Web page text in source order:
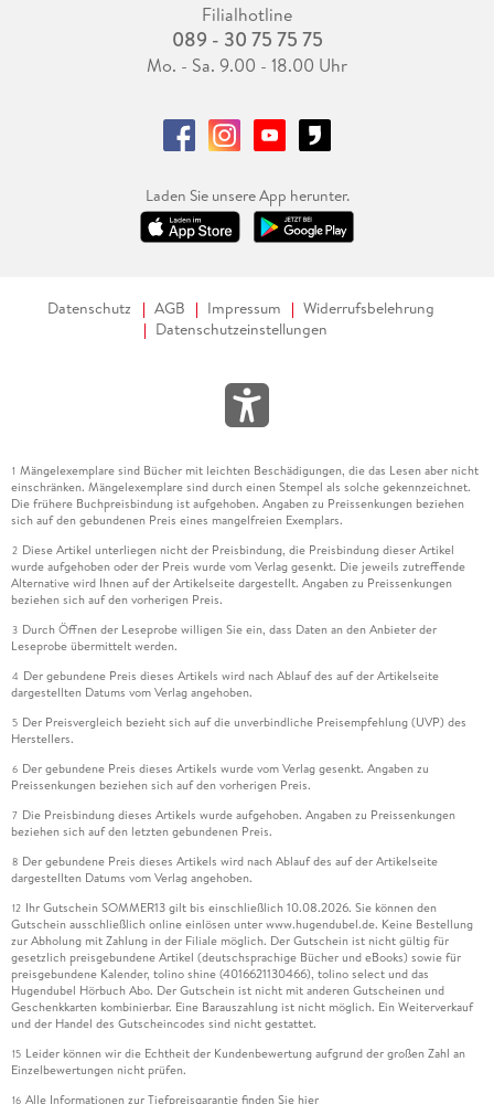
Filialhotline
089 - 30 75 75 75
Mo. - Sa. 9.00 - 18.00 Uhr
Laden Sie unsere App herunter.
Datenschutz AGB Impressum
Widerrufsbelehrung
Datenschutzeinstellungen
1 Mängelexemplare sind Bücher mit leichten Beschädigungen, die das Lesen aber nicht
einschränken. Mängelexemplare sind durch einen Stempel als solche gekennzeichnet.
Die frühere Buchpreisbindung ist aufgehoben. Angaben zu Preissenkungen beziehen
sich auf den gebundenen Preis eines mangelfreien Exemplars.
2 Diese Artikel unterliegen nicht der Preisbindung, die Preisbindung dieser Artikel
wurde aufgehoben oder der Preis wurde vom Verlag gesenkt. Die jeweils zutreffende
Alternative wird Ihnen auf der Artikelseite dargestellt. Angaben zu Preissenkungen
beziehen sich auf den vorherigen Preis.
3 Durch Öffnen der Leseprobe willigen Sie ein, dass Daten an den Anbieter der
Leseprobe übermittelt werden.
4 Der gebundene Preis dieses Artikels wird nach Ablauf des auf der Artikelseite
dargestellten Datums vom Verlag angehoben.
5 Der Preisvergleich bezieht sich auf die unverbindliche Preisempfehlung (UVP) des
Herstellers.
6 Der gebundene Preis dieses Artikels wurde vom Verlag gesenkt. Angaben zu
Preissenkungen beziehen sich auf den vorherigen Preis.
7 Die Preisbindung dieses Artikels wurde aufgehoben. Angaben zu Preissenkungen
beziehen sich auf den letzten gebundenen Preis.
8 Der gebundene Preis dieses Artikels wird nach Ablauf des auf der Artikelseite
dargestellten Datums vom Verlag angehoben.
12 Ihr Gutschein SOMMER13 gilt bis einschließlich 10.08.2026. Sie können den
Gutschein ausschließlich online einlösen unter www.hugendubel.de. Keine Bestellung
zur Abholung mit Zahlung in der Filiale möglich. Der Gutschein ist nicht gültig für
gesetzlich preisgebundene Artikel (deutschsprachige Bücher und eBooks) sowie für
preisgebundene Kalender, tolino shine (4016621130466), tolino select und das
Hugendubel Hörbuch Abo. Der Gutschein ist nicht mit anderen Gutscheinen und
Geschenkkarten kombinierbar. Eine Barauszahlung ist nicht möglich. Ein Weiterverkauf
und der Handel des Gutscheincodes sind nicht gestattet.
15 Leider können wir die Echtheit der Kundenbewertung aufgrund der großen Zahl an
Einzelbewertungen nicht prüfen.
16 Alle Informationen zur Tiefpreisgarantie finden Sie hier